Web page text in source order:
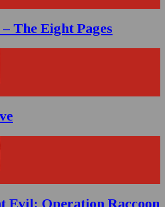
The Eight Pages
Evil: Operation Raccoon